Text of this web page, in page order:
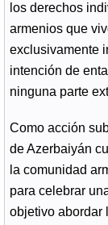
los derechos
armenios que
exclusivamente
intención de
ninguna parte
Como acción
de Azerbaiyán
la comunidad
para celebrar
objetivo abordar